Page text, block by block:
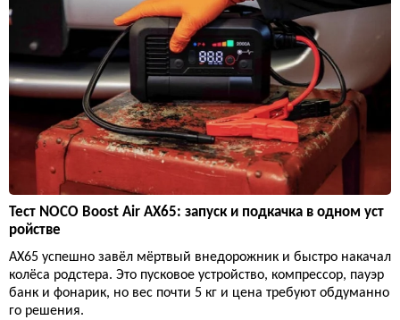
Тест NOCO Boost Air AX65: запуск и подкачка в одном уст
ройстве
AX65 успешно завёл мёртвый внедорожник и быстро накачал
колёса родстера. Это пусковое устройство, компрессор, пауэр
банк и фонарик, но вес почти 5 кг и цена требуют обдуманно
го решения.